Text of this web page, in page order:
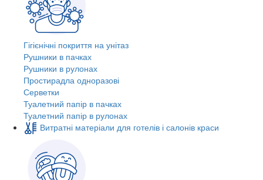
Гігієнічні покриття на унітаз
Рушники в пачках
Рушники в рулонах
Простирадла одноразові
Серветки
Туалетний папір в пачках
Туалетний папір в рулонах
Витратні матеріали для готелів і салонів краси